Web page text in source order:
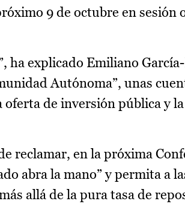
9 de octubre en sesión
ha explicado Emiliano
Autónoma”, unas
oferta de inversión pública y
reclamar, en la próxima
abra la mano” y permita a
allá de la pura tasa de